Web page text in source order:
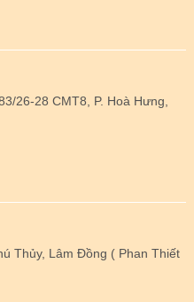
26-28 CMT8, P. Hoà Hưng,
Thủy, Lâm Đồng ( Phan Thiết